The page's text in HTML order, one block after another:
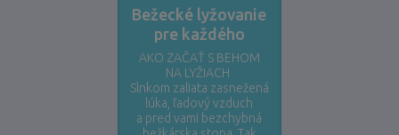
Bežecké lyžovanie
pre každého
AKO ZAČAŤ S BEHOM
NA LYŽIACH
Slnkom zaliata zasnežená
lúka, ľadový vzduch
a pred vami bezchybná